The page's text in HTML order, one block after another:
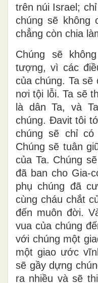
trên núi Israel;
chúng sẽ không
chẳng còn chia
Chúng sẽ
tượng, vì các
của chúng. Ta sẽ
nơi tội lỗi. Ta sẽ
là dân Ta, và
chúng. Ðavit tôi
chúng sẽ chỉ
Chúng sẽ tuân
của Ta. Chúng
đã ban cho Gia-
phụ chúng đã
cùng cháu chắt
đến muôn đời.
vua của chúng
với chúng một
một giao ước
sẽ gầy dựng
ra nhiều và sẽ